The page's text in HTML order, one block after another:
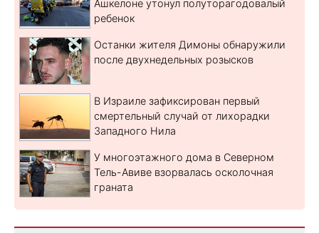
Ашкелоне утонул полуторагодовалый
ребенок
Останки жителя Димоны обнаружили
после двухнедельных розысков
В Израиле зафиксирован первый
смертельный случай от лихорадки
Западного Нила
У многоэтажного дома в Северном
Тель-Авиве взорвалась осколочная
граната